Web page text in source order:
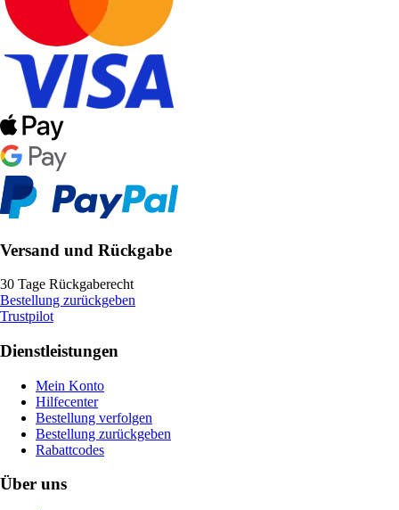
Versand und Rückgabe
30 Tage Rückgaberecht
Bestellung zurückgeben
Trustpilot
Dienstleistungen
Mein Konto
Hilfecenter
Bestellung verfolgen
Bestellung zurückgeben
Rabattcodes
Über uns